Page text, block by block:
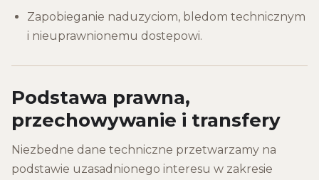
Zapobieganie naduzyciom, bledom technicznym
i nieuprawnionemu dostepowi.
Podstawa prawna,
przechowywanie i transfery
Niezbedne dane techniczne przetwarzamy na
podstawie uzasadnionego interesu w zakresie